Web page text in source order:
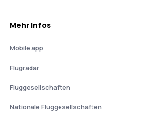
Mehr Infos
Mobile app
Flugradar
Fluggesellschaften
Nationale Fluggesellschaften